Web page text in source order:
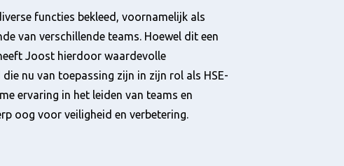
functies bekleed, voornamelijk als
van verschillende teams. Hoewel dit een
Joost hierdoor waardevolle
nu van toepassing zijn in zijn rol als HSE-
ervaring in het leiden van teams en
oog voor veiligheid en verbetering.